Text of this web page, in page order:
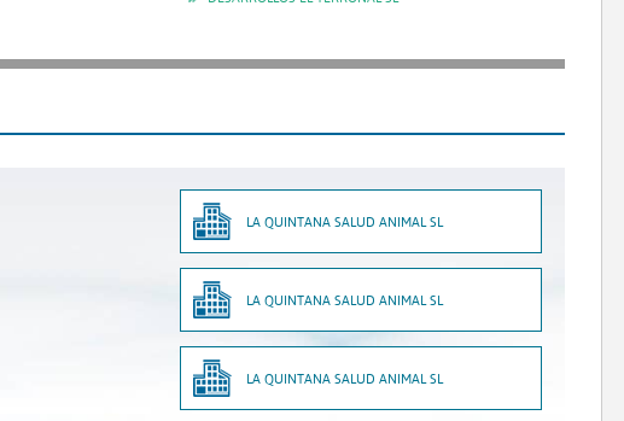
LA QUINTANA SALUD ANIMAL SL
LA QUINTANA SALUD ANIMAL SL
LA QUINTANA SALUD ANIMAL SL